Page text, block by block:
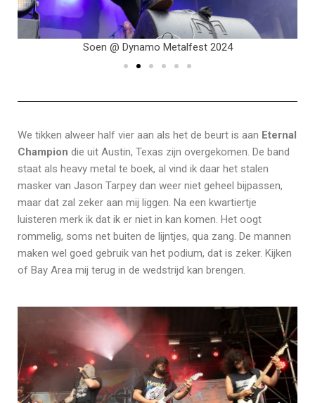
Soen @ Dynamo Metalfest 2024
We tikken alweer half vier aan als het de beurt is aan Eternal
Champion die uit Austin, Texas zijn overgekomen. De band
staat als heavy metal te boek, al vind ik daar het stalen
masker van Jason Tarpey dan weer niet geheel bijpassen,
maar dat zal zeker aan mij liggen. Na een kwartiertje
luisteren merk ik dat ik er niet in kan komen. Het oogt
rommelig, soms net buiten de lijntjes, qua zang. De mannen
maken wel goed gebruik van het podium, dat is zeker. Kijken
of Bay Area mij terug in de wedstrijd kan brengen.